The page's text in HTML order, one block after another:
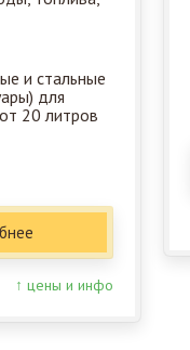
и стальные
для
20 литров
↑ цены и инфо